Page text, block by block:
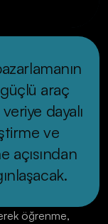
araç
dayalı
ve
açısından
öğrenme,